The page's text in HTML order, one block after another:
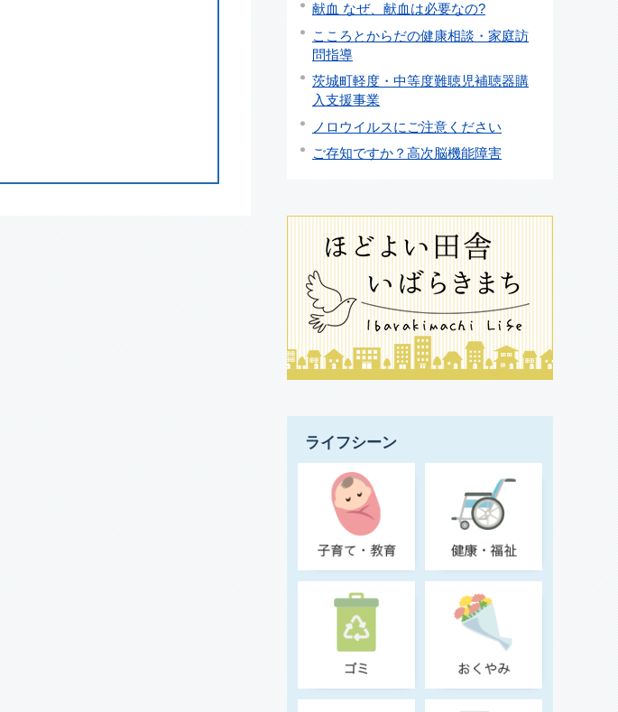
献血 なぜ、献血は必要なの?
こころとからだの健康相談・家庭訪
問指導
茨城町軽度・中等度難聴児補聴器購
入支援事業
ノロウイルスにご注意ください
ご存知ですか？高次脳機能障害
ライフシーン